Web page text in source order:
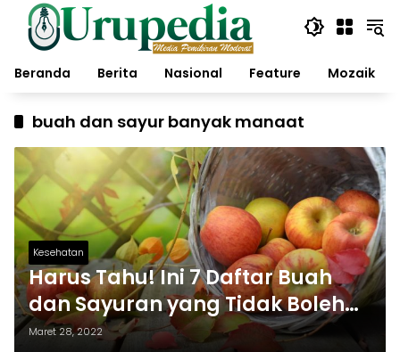
Langsung
konten
Beranda
Berita Nasional Feature Mozaik
buah dan sayur banyak manaat
Kesehatan
Harus Tahu! Ini 7 Daftar Buah
dan Sayuran yang Tidak Boleh
Dikupas
Maret 28, 2022